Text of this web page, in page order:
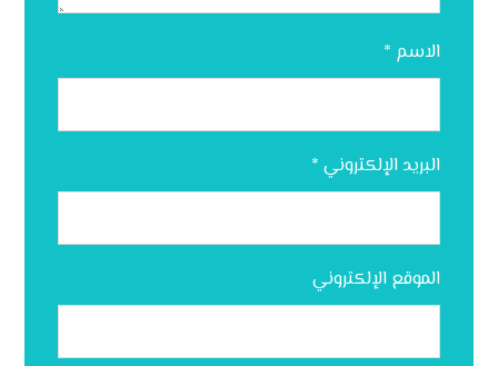
الاسم *
البريد الإلكتروني *
الموقع الإلكتروني